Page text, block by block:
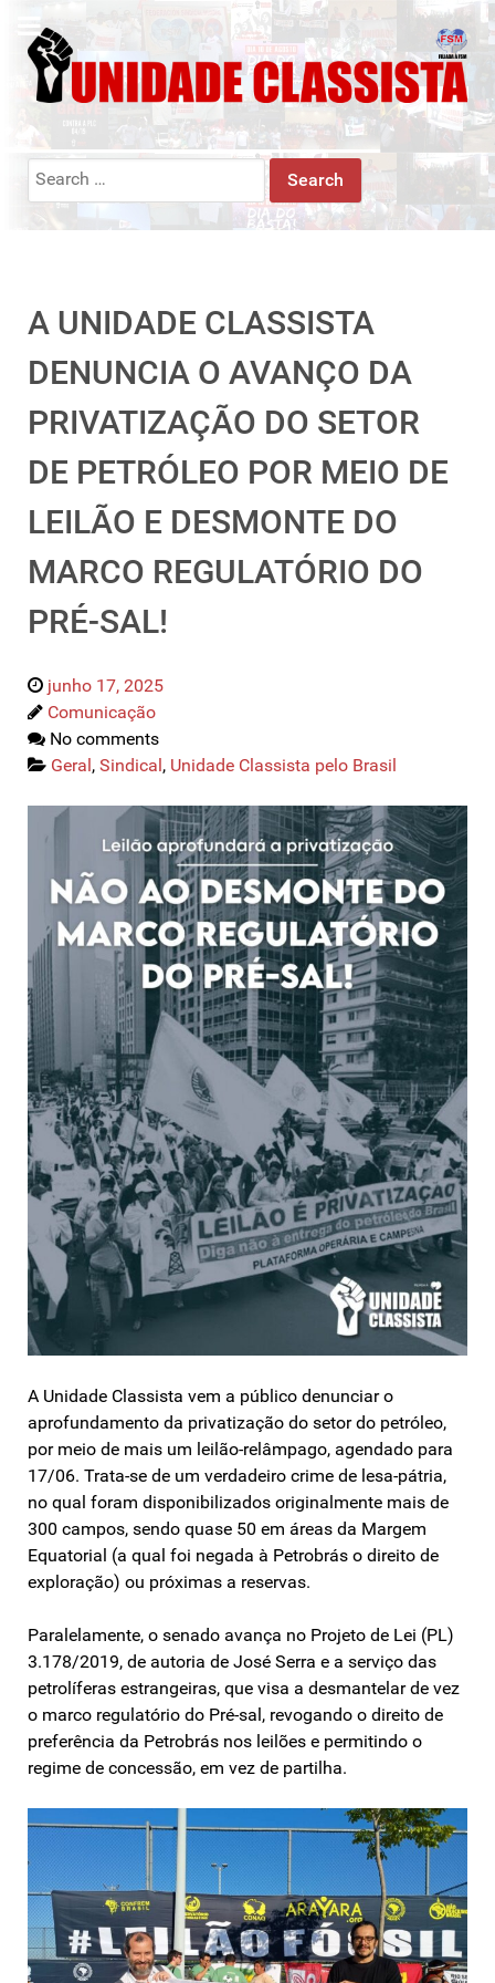
Search
A UNIDADE CLASSISTA
DENUNCIA O AVANÇO DA
PRIVATIZAÇÃO DO SETOR
DE PETRÓLEO POR MEIO DE
LEILÃO E DESMONTE DO
MARCO REGULATÓRIO DO
PRÉ-SAL!
junho 17, 2025
Comunicação
No comments
Geral, Sindical, Unidade Classista pelo Brasil
A Unidade Classista vem a público denunciar o
aprofundamento da privatização do setor do petróleo,
por meio de mais um leilão-relâmpago, agendado para
17/06. Trata-se de um verdadeiro crime de lesa-pátria,
no qual foram disponibilizados originalmente mais de
300 campos, sendo quase 50 em áreas da Margem
Equatorial (a qual foi negada à Petrobrás o direito de
exploração) ou próximas a reservas.
Paralelamente, o senado avança no Projeto de Lei (PL)
3.178/2019, de autoria de José Serra e a serviço das
petrolíferas estrangeiras, que visa a desmantelar de vez
o marco regulatório do Pré-sal, revogando o direito de
preferência da Petrobrás nos leilões e permitindo o
regime de concessão, em vez de partilha.